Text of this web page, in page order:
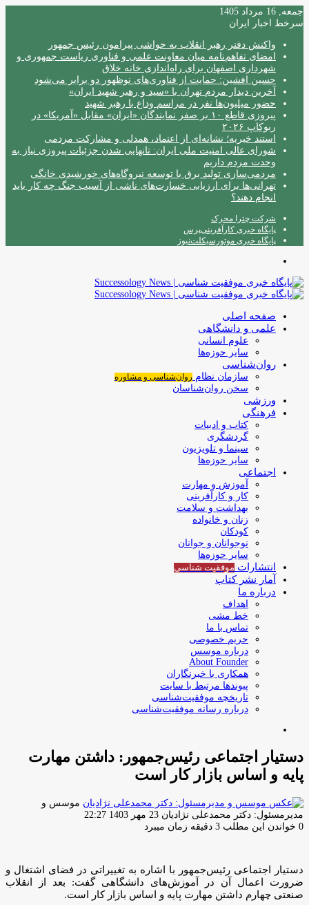
جمعه, 16 مرداد 1405
سرخط اخبار ایران
واکنش دفتر رهبر انقلاب به حواشی پیرامون رئیس جمهور
امضای تفاهم‌نامه میان معاونت علمی و فناوری ریاست جمهوری و
شهرداری اصفهان برای راه‌اندازی خانه خلاق
حسین افشین: حمایت از فناوری‌های نوظهور دو برابر می‌شود
آخرین دیدار مردم تهران با «سید و رهبر شهید ایران»
حضور میلیون‌ها نفر در مراسم وداع با رهبر شهید
پیروزی قاطع ۱۰ بر صفر نمایندگان «ایران» مقابل «آمریکا» در
ربوکاپ ۲۰۲۶
استند خیریه؛ نشانه‌ای از اعتماد، همدلی و مشارکت مردمی
شورای عالی امنیت ملی ایران: تانهایی شدن جزئیات پیروزی نیاز به
وحدت مردم داریم
مردمی‌سازی تولید برق با توسعه نیروگاه‌های خورشیدی خانگی
تهرانی‌ها برای ارزیابی خسارت‌های ناشی از آسیب جنگ چه کار باید
انجام دهند؟
شرکت چترا محرک
پایگاه خبری کارآفرینی‌پرس
پایگاه خبری موتورسیکلت‌نیوز
صفحه اصلی
علمی و دانشگاهی
علوم انسانی
سایر حوزه‌ها
روان‌شناسی
سازمان نظام روان‌شناسی و مشاوره
سخن روان‌شناسان
ورزشی
فرهنگی
کتاب و ادبیات
گردشگری
سینما و تلویزیون
سایر حوزه‌ها
اجتماعی
آموزش و مهارت
کار و کارآفرینی
بهداشت و سلامت
زنان و خانواده
کودکان
نوجوانان و جوانان
سایر حوزه‌ها
انتشارات موفقیت‌ شناسی
آمار نشر کتاب
درباره ما
اهداف
خط مشی
تماس با ما
حریم خصوصی
درباره موسس
About Founder
همکاری با خبرنگاران
پیوندها مرتبط با سایت
تاریخچه موفقیت‌شناسی
درباره رسانه موفقیت‌شناسی
دستیار اجتماعی رئیس‌جمهور: داشتن مهارت
پایه و اساس بازار کار است
موسس و
مدیرمسئول: دکتر محمدعلی نژادیان ارسال
ایمیل
23 مهر 1403 22:27
0 خواندن این مطلب 3 دقیقه زمان میبرد
دستیار اجتماعی رئیس‌جمهور با اشاره به تغییراتی در فضای اشتغال و
ضرورت اعمال آن در آموزش‌های دانشگاهی گفت: بعد از انقلاب
صنعتی چهارم داشتن مهارت پایه و اساس بازار کار است.